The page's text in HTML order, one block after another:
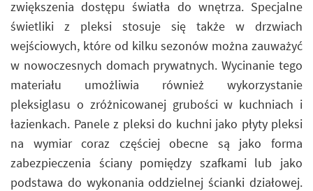
zwiększenia dostępu światła do wnętrza. Specjalne
świetliki z pleksi stosuje się także w drzwiach
wejściowych, które od kilku sezonów można zauważyć
w nowoczesnych domach prywatnych. Wycinanie tego
materiału umożliwia również wykorzystanie
pleksiglasu o zróżnicowanej grubości w kuchniach i
łazienkach. Panele z pleksi do kuchni jako płyty pleksi
na wymiar coraz częściej obecne są jako forma
zabezpieczenia ściany pomiędzy szafkami lub jako
podstawa do wykonania oddzielnej ścianki działowej.